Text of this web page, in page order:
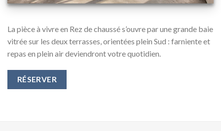
La pièce à vivre en Rez de chaussé s’ouvre par une grande baie
vitrée sur les deux terrasses, orientées plein Sud : farniente et
repas en plein air deviendront votre quotidien.
RÉSERVER